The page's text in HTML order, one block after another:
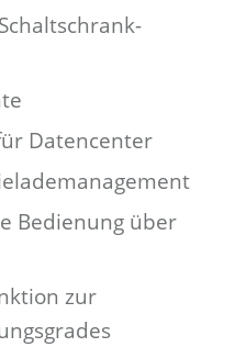
Datencenter
Bedienung über
zur